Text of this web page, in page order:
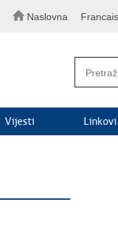
Naslovna Francais
Vijesti Linkovi